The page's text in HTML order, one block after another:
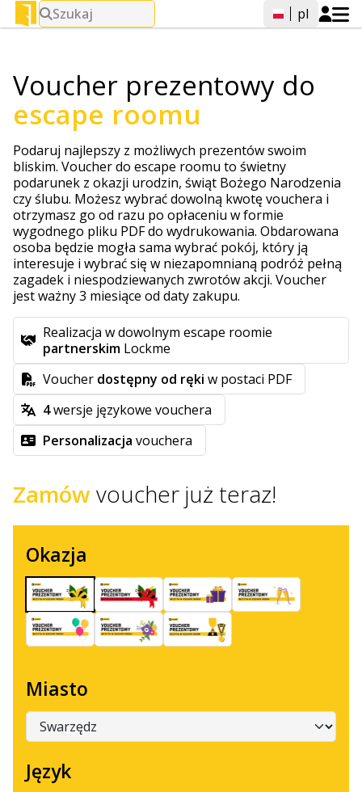
Szukaj pl
Voucher prezentowy do
escape roomu
Podaruj najlepszy z możliwych prezentów swoim
bliskim. Voucher do escape roomu to świetny
podarunek z okazji urodzin, świąt Bożego Narodzenia
czy ślubu. Możesz wybrać dowolną kwotę vouchera i
otrzymasz go od razu po opłaceniu w formie
wygodnego pliku PDF do wydrukowania. Obdarowana
osoba będzie mogła sama wybrać pokój, który ją
interesuje i wybrać się w niezapomnianą podróż pełną
zagadek i niespodziewanych zwrotów akcji. Voucher
jest ważny 3 miesiące od daty zakupu.
Realizacja w dowolnym escape roomie
partnerskim Lockme
Voucher dostępny od ręki w postaci PDF
4wersje językowe vouchera
Personalizacja vouchera
Zamów voucher już teraz!
Okazja
Miasto
Język